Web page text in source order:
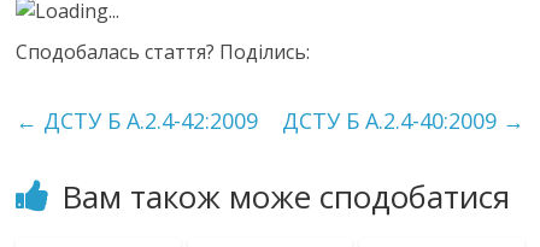
Loading...
Сподобалась стаття? Поділись:
← ДСТУ Б А.2.4-42:2009 ДСТУ Б А.2.4-40:2009 →
Вам також може сподобатися